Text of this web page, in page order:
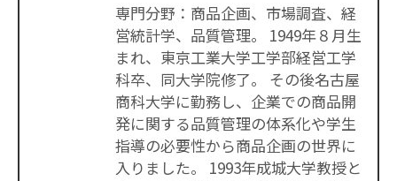
専門分野：商品企画、市場調査、経
営統計学、品質管理。 1949年８月生
まれ、東京工業大学工学部経営工学
科卒、同大学院修了。 その後名古屋
商科大学に勤務し、企業での商品開
発に関する品質管理の体系化や学生
指導の必要性から商品企画の世界に
入りました。 1993年成城大学教授と